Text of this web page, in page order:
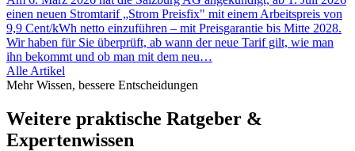
einen neuen Stromtarif „Strom Preisfix" mit einem Arbeitspreis von
9,9 Cent/kWh netto einzuführen – mit Preisgarantie bis Mitte 2028.
Wir haben für Sie überprüft, ab wann der neue Tarif gilt, wie man
ihn bekommt und ob man mit dem neu…
Alle Artikel
Mehr Wissen, bessere Entscheidungen
Weitere praktische Ratgeber &
Expertenwissen